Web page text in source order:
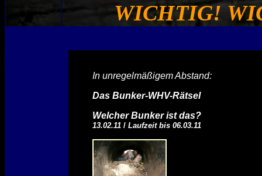
WICHTIG!
In unregelmäßigem Abstand:
Das Bunker-WHV-Rätsel
Welcher Bunker ist das?
13.02.11 /Laufzeit bis 06.03.11